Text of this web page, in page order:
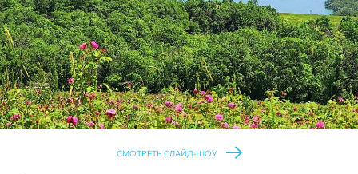
СМОТРЕТЬ СЛАЙД-ШОУ